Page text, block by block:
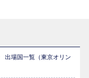
場国一覧（東京オリン